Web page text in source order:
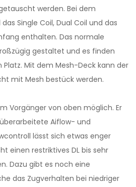
werden. Bei dem
Single Coil, Dual Coil und das
enthalten. Das normale
gestaltet und es finden
Mit dem Mesh-Deck kann der
mit Mesh bestück werden.
Vorgänger von oben möglich. Er
Aiflow- und
lässt sich etwas enger
einen restriktives DL bis sehr
Dazu gibt es noch eine
das Zugverhalten bei niedriger